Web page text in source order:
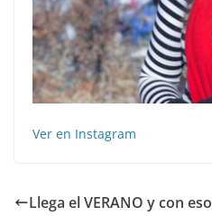
Ver en Instagram
Llega el VERANO y con eso